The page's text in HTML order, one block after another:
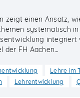
zeigt einen Ansatz,
systematisch in
integriert
der FH Aachen…
Lehre im
Lehrentwicklung